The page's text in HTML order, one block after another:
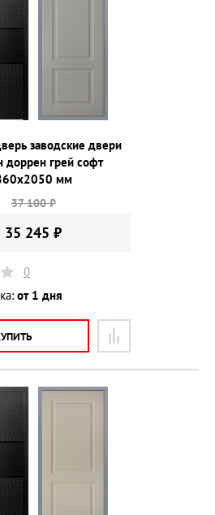
заводские двери
доррен грей софт
мм
37 100 ₽
35 245 ₽
0
от 1 дня